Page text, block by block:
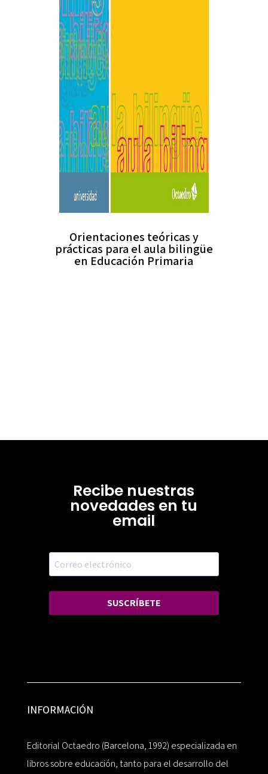
Orientaciones teóricas y
prácticas para el aula bilingüe
en Educación Primaria
Recibe nuestras
novedades en tu
email
SUSCRÍBETE
INFORMACIÓN
Editorial Octaedro (Barcelona, 1992) especializada en
libros sobre educación, tanto para el desarrollo del